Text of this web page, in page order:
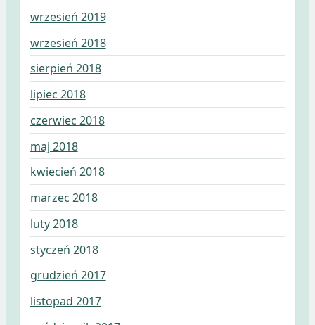
wrzesień 2019
wrzesień 2018
sierpień 2018
lipiec 2018
czerwiec 2018
maj 2018
kwiecień 2018
marzec 2018
luty 2018
styczeń 2018
grudzień 2017
listopad 2017